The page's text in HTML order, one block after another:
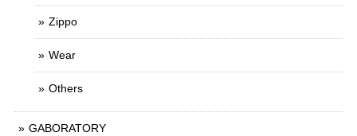
Zippo
Wear
Others
GABORATORY